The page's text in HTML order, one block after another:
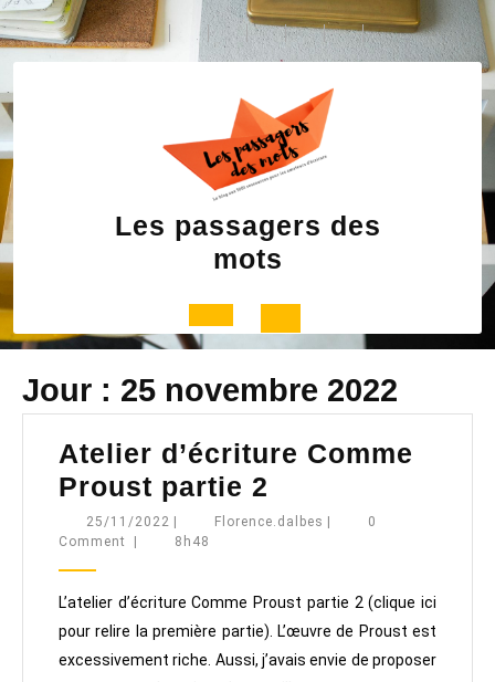
Skip
to
Les passagers des
mots
Open
Button
Jour : 25 novembre 2022
Atelier d’écriture Comme
Proust partie 2
d’écriture
partie 2
25/11/2022 25/11/2022Florence.dalbes Florence.dalbes
0
Comment
8h48
L’atelier d’écriture Comme Proust partie 2 (clique ici
pour relire la première partie). L’œuvre de Proust est
excessivement riche. Aussi, j’avais envie de proposer